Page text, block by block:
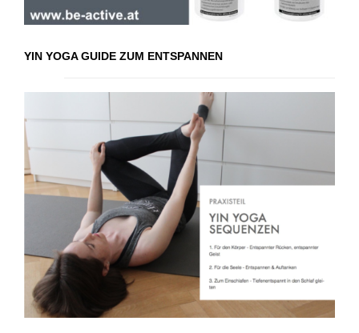
YIN YOGA GUIDE ZUM ENTSPANNEN